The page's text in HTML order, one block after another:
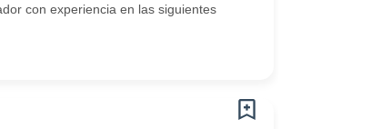
con experiencia en las siguientes